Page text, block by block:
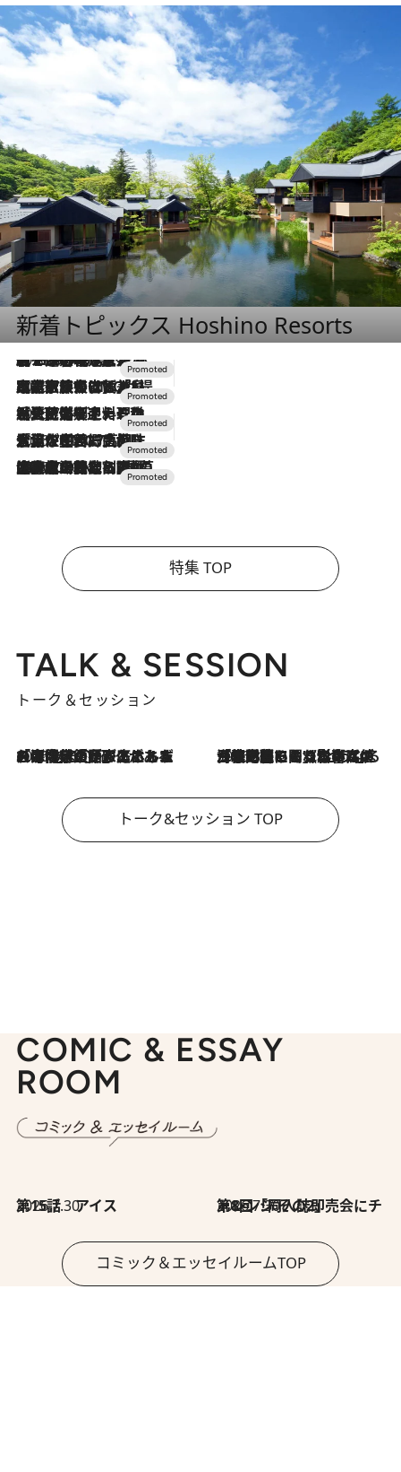
新着トピックス Hoshino Resorts
2026.8.7
【トンボの足水浴】ヒノキの香りに包まれて涼感マックス！約13℃の湧水かけ流しを避暑地「星野温泉 トンボの湯」で体験
2026.7.31
【ホテル帰省】という選択肢をOMOが提案。家族とほどよい距離を保つには「昼は実家、夜は気兼ねなくホテルで！」
2026.7.24
【夏限定ディナーコース】旬を迎える稚鮎や花ズッキーニなどをイタリア・トスカーナの郷土料理の手法で満喫！
2026.7.17
「土佐和ハーブかき氷」がOMO7高知に登場！生姜、山椒、大葉など目にも舌にも涼を呼ぶ郷土の味
2026.7.10
NEW OPEN！【界 草津】名湯の地に誕生。趣の異なる2種の温泉と上州ならではの会席・蕎麦割烹など美食を味わう究極の癒やし旅
特集 TOP
TALK & SESSION
トーク＆セッション
2026.8.3
「今後値上げがあるとすれば…」「リスクがあるのは今年の冬」エネルギー専門家が語る、ホルムズ海峡封鎖が家庭にもたらす“ある心配” 2026.8.3
「住宅建てられない…」「サーチャージ料の高値が続いている」ホルムズ海峡封鎖による影響はいつまで続く？《エネルギー専門家に聞く“どうなる日本の暮らし”》
トーク&セッション TOP
COMIC & ESSAY
ROOM
2026.7.30
第15話 アイス 2026.7.30
第8回「同人誌即売会にチャレンジ その2」
コミック＆エッセイルームTOP